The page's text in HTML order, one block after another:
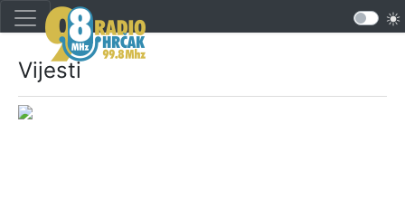
Vijesti